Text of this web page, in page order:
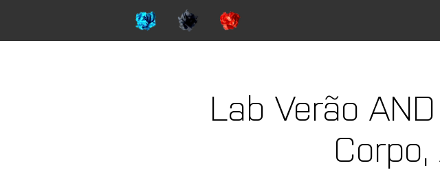
Lab Verão